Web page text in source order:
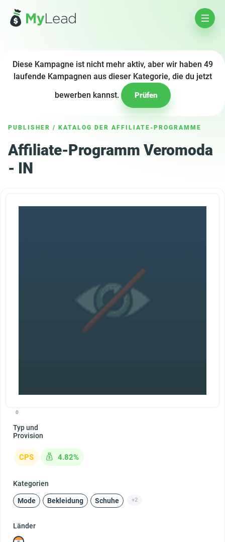
Diese Kampagne ist nicht mehr aktiv, aber wir haben 49
laufende Kampagnen aus dieser Kategorie, die du jetzt
bewerben kannst.
Prüfen
PUBLISHER / KATALOG DER AFFILIATE-PROGRAMME
Affiliate-Programm Veromoda
- IN
0
Typ und
Provision
CPS 4.82%
Kategorien
Mode Bekleidung Schuhe +2
Länder